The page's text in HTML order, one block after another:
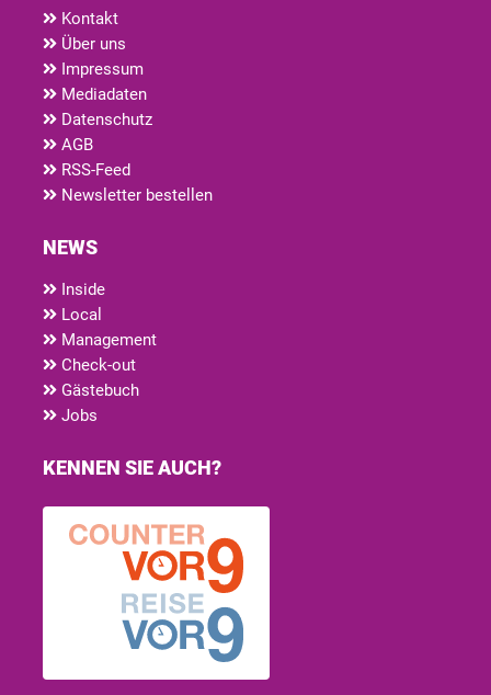
Kontakt
Über uns
Impressum
Mediadaten
Datenschutz
AGB
RSS-Feed
Newsletter bestellen
NEWS
Inside
Local
Management
Check-out
Gästebuch
Jobs
KENNEN SIE AUCH?